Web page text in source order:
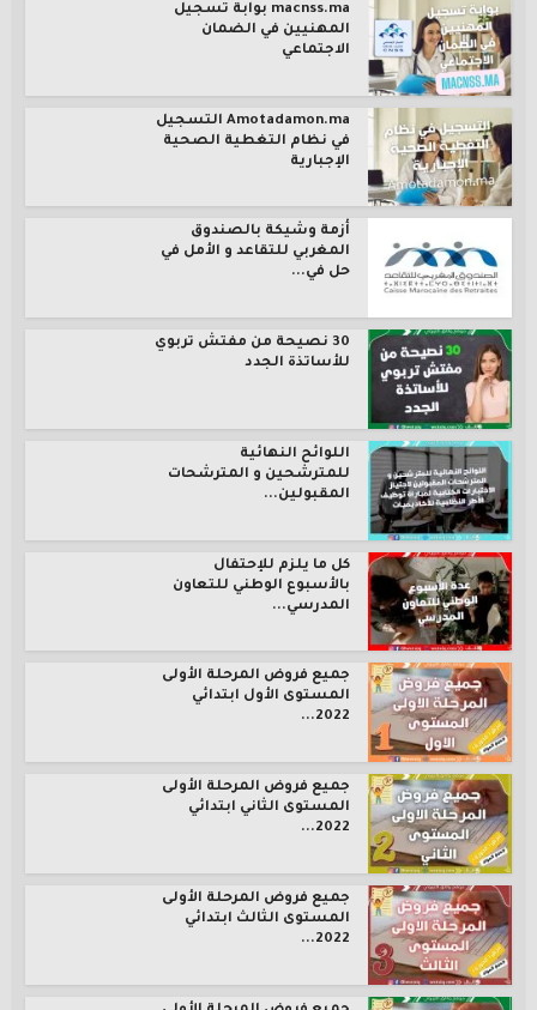
macnss.ma بوابة تسجيل
المهنيين في الضمان
الاجتماعي
Amotadamon.ma التسجيل
في نظام التغطية الصحية
الإجبارية
أزمة وشيكة بالصندوق
المغربي للتقاعد و الأمل في
حل في...
30 نصيحة من مفتش تربوي
للأساتذة الجدد
اللوائح النهائية
للمترشحين و المترشحات
المقبولين...
كل ما يلزم للإحتفال
بالأسبوع الوطني للتعاون
المدرسي...
جميع فروض المرحلة الأولى
المستوى الأول ابتدائي
2022...
جميع فروض المرحلة الأولى
المستوى الثاني ابتدائي
2022...
جميع فروض المرحلة الأولى
المستوى الثالث ابتدائي
2022...